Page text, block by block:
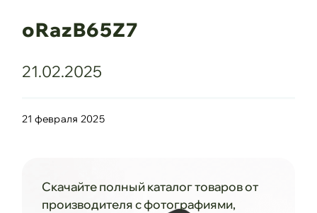
oRazB65Z7
21.02.2025
21 февраля 2025
Скачайте полный каталог товаров от
производителя с фотографиями,